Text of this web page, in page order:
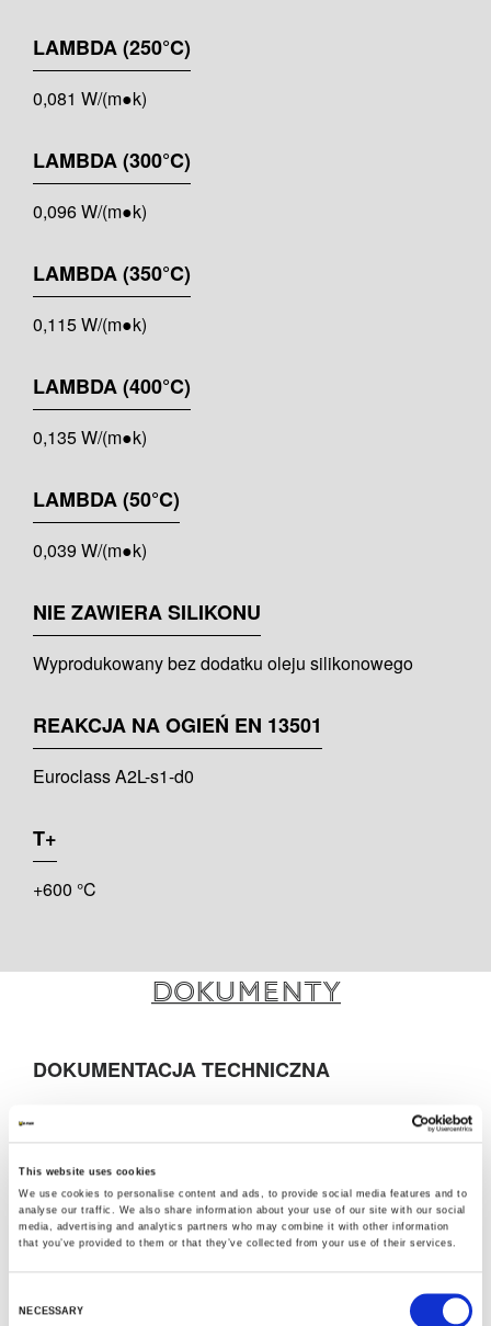
This website uses cookies
We use cookies to personalise content and ads, to provide social media features and to
analyse our traffic. We also share information about your use of our site with our social
media, advertising and analytics partners who may combine it with other information
that you’ve provided to them or that they’ve collected from your use of their services.
NECESSARY
LAMBDA (250°C)
0,081 W/(m●k)
LAMBDA (300°C)
0,096 W/(m●k)
LAMBDA (350°C)
0,115 W/(m●k)
LAMBDA (400°C)
0,135 W/(m●k)
LAMBDA (50°C)
0,039 W/(m●k)
NIE ZAWIERA SILIKONU
Wyprodukowany bez dodatku oleju silikonowego
REAKCJA NA OGIEŃ EN 13501
Euroclass A2L-s1-d0
T+
+600 °C
Dokumenty
DOKUMENTACJA TECHNICZNA
POL_DOP K-FLEX K-ROCK ALU - 20-120mm
thk pipe 11160705201-008S
MARKETING